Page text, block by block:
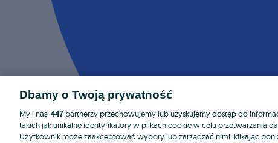
Dbamy o Twoją prywatność
My i nasi 447 partnerzy przechowujemy lub uzyskujemy dostęp do
takich jak unikalne identyfikatory w plikach cookie w celu przetwarzania
Użytkownik może zaakceptować wybory lub zarządzać nimi, klikając